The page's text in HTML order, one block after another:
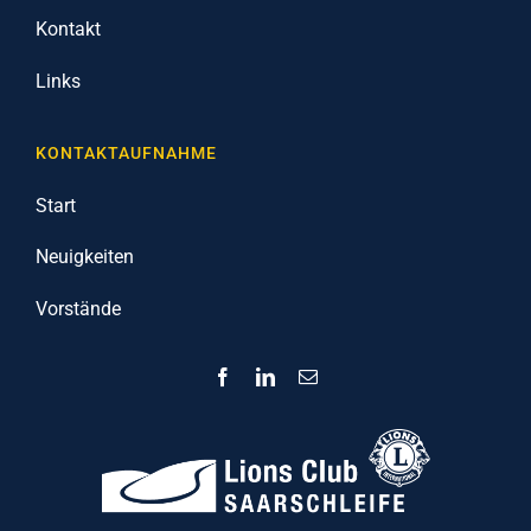
Kontakt
Links
KONTAKTAUFNAHME
Start
Neuigkeiten
Vorstände